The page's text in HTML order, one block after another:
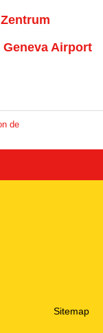
Airport
de
Sitemap